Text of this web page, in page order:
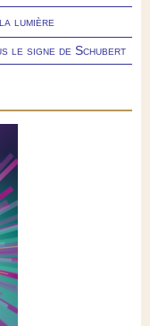
lumière
le signe de Schubert